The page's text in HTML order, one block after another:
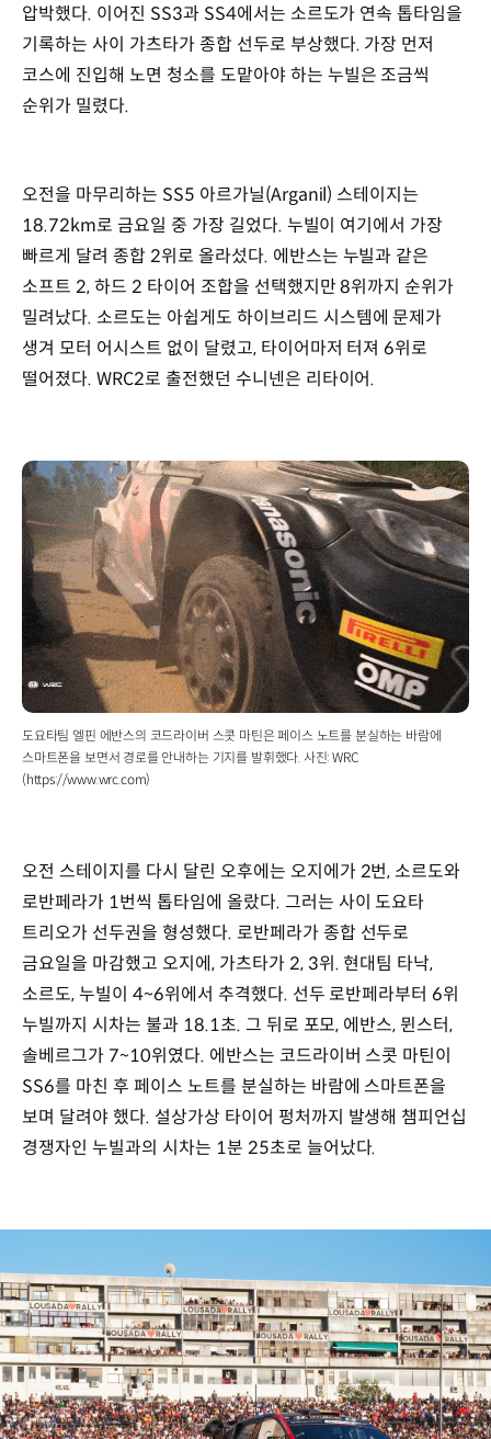
압박했다. 이어진 SS3과 SS4에서는 소르도가 연속 톱타임을
기록하는 사이 가츠타가 종합 선두로 부상했다. 가장 먼저
코스에 진입해 노면 청소를 도맡아야 하는 누빌은 조금씩
순위가 밀렸다.
오전을 마무리하는 SS5 아르가닐(Arganil) 스테이지는
18.72km로 금요일 중 가장 길었다. 누빌이 여기에서 가장
빠르게 달려 종합 2위로 올라섰다. 에반스는 누빌과 같은
소프트 2, 하드 2 타이어 조합을 선택했지만 8위까지 순위가
밀려났다. 소르도는 아쉽게도 하이브리드 시스템에 문제가
생겨 모터 어시스트 없이 달렸고, 타이어마저 터져 6위로
떨어졌다. WRC2로 출전했던 수니넨은 리타이어.
도요타팀 엘핀 에반스의 코드라이버 스콧 마틴은 페이스 노트를 분실하는 바람에
스마트폰을 보면서 경로를 안내하는 기지를 발휘했다. 사진: WRC
(https://www.wrc.com)
오전 스테이지를 다시 달린 오후에는 오지에가 2번, 소르도와
로반페라가 1번씩 톱타임에 올랐다. 그러는 사이 도요타
트리오가 선두권을 형성했다. 로반페라가 종합 선두로
금요일을 마감했고 오지에, 가츠타가 2, 3위. 현대팀 타낙,
소르도, 누빌이 4~6위에서 추격했다. 선두 로반페라부터 6위
누빌까지 시차는 불과 18.1초. 그 뒤로 포모, 에반스, 뮌스터,
솔베르그가 7~10위였다. 에반스는 코드라이버 스콧 마틴이
SS6를 마친 후 페이스 노트를 분실하는 바람에 스마트폰을
보며 달려야 했다. 설상가상 타이어 펑처까지 발생해 챔피언십
경쟁자인 누빌과의 시차는 1분 25초로 늘어났다.